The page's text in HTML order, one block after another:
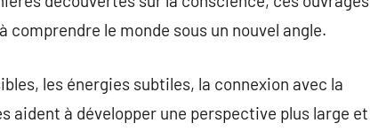
le monde sous un nouvel angle.
les énergies subtiles, la connexion avec la
aident à développer une perspective plus large et